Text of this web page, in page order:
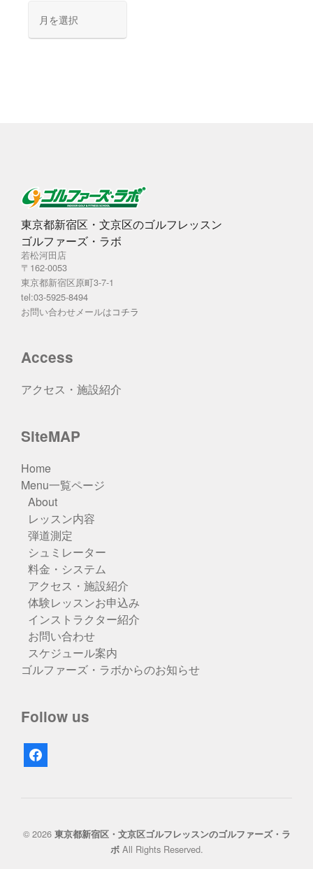
カ
東京都新宿区・文京区のゴルフレッスン
ゴルファーズ・ラボ
若松河田店
〒162-0053
東京都新宿区原町3-7-1
tel:03-5925-8494
お問い合わせメールはコチラ
Access
アクセス・施設紹介
SiteMAP
Home
Menu一覧ページ
About
レッスン内容
弾道測定
シュミレーター
料金・システム
アクセス・施設紹介
体験レッスンお申込み
インストラクター紹介
お問い合わせ
スケジュール案内
ゴルファーズ・ラボからのお知らせ
Follow us
facebook
© 2026 東京都新宿区・文京区ゴルフレッスンのゴルファーズ・ラ
ボAll Rights Reserved.